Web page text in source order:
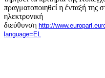
πραγματοποιηθεί η ένταξή της
ηλεκτρονική
διεύθυνση http://
language=EL